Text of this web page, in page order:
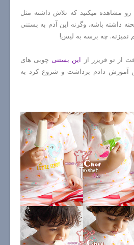
مشاهده میکنید که تلاش داشته مثل
داشته باشه. وگرنه این آدم به بستنی
نمیزنه. چه برسه به لیس!
از تو فریزر از این بستنیچوبی های
آموزش دادم برداشت و شروع کرد به